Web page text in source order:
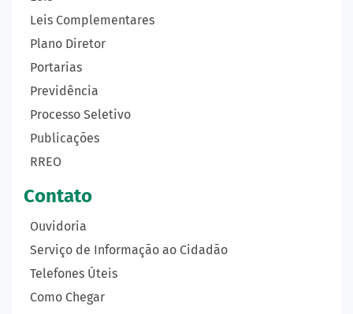
Leis Complementares
Plano Diretor
Portarias
Previdência
Processo Seletivo
Publicações
RREO
Contato
Ouvidoria
Serviço de Informação ao Cidadão
Telefones Úteis
Como Chegar